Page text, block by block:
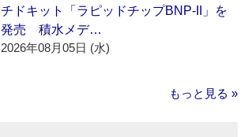
チドキット「ラピッドチップBNP-II」を
発売 積水メデ…
2026年08月05日 (水)
もっと見る »